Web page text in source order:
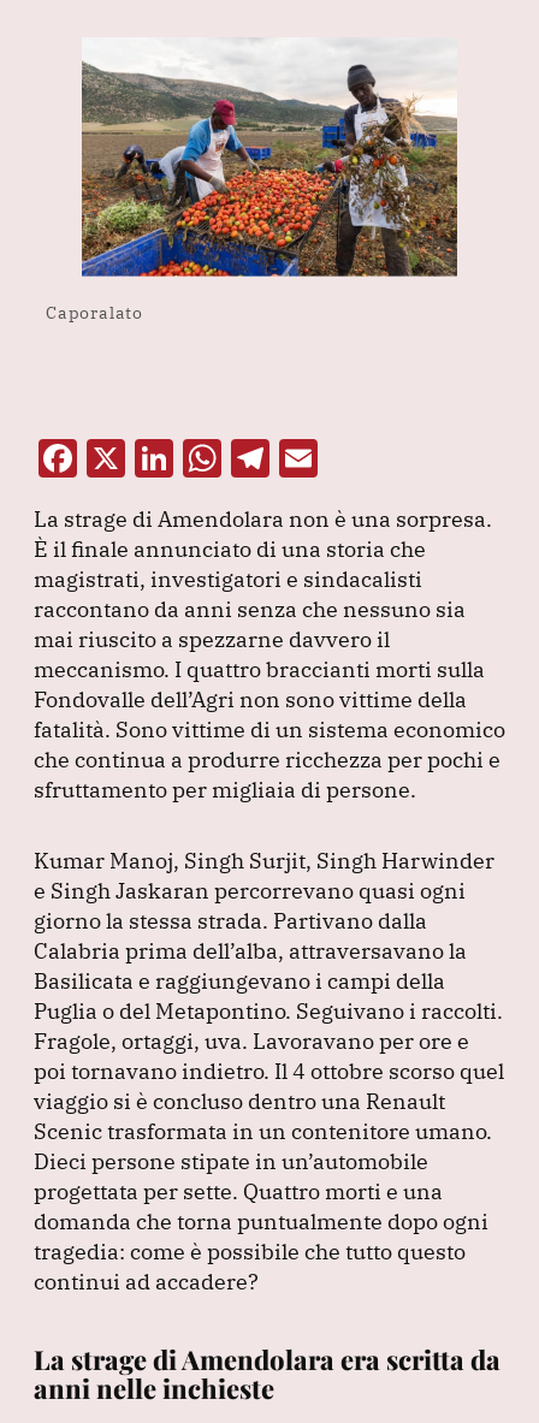
Caporalato
F
c
e
b
o
o
k
X Li
k
e
dI
n
W
at
s
A
p
p
T
e
gr
a
m
m
ai
l
La strage di Amendolara non è una sorpresa.
È il finale annunciato di una storia che
magistrati, investigatori e sindacalisti
raccontano da anni senza che nessuno sia
mai riuscito a spezzarne davvero il
meccanismo. I quattro braccianti morti sulla
Fondovalle dell’Agri non sono vittime della
fatalità. Sono vittime di un sistema economico
che continua a produrre ricchezza per pochi e
sfruttamento per migliaia di persone.
Kumar Manoj, Singh Surjit, Singh Harwinder
e Singh Jaskaran percorrevano quasi ogni
giorno la stessa strada. Partivano dalla
Calabria prima dell’alba, attraversavano la
Basilicata e raggiungevano i campi della
Puglia o del Metapontino. Seguivano i raccolti.
Fragole, ortaggi, uva. Lavoravano per ore e
poi tornavano indietro. Il 4 ottobre scorso quel
viaggio si è concluso dentro una Renault
Scenic trasformata in un contenitore umano.
Dieci persone stipate in un’automobile
progettata per sette. Quattro morti e una
domanda che torna puntualmente dopo ogni
tragedia: come è possibile che tutto questo
continui ad accadere?
La strage di Amendolara era scritta da
anni nelle inchieste